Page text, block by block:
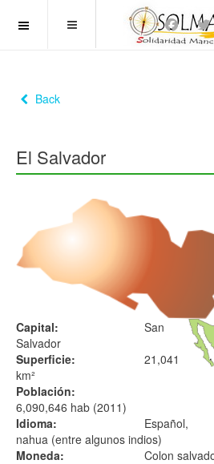
OFF CANVAS
Back
El Salvador
Capital:
San
Salvador
Superficie:
21,041
km²
Población:
6,090,646 hab (2011)
Idioma:
Español,
nahua (entre algunos indios)
Moneda:
Colon